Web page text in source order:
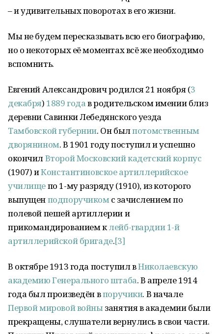
– и удивительных поворотах в его жизни.
Мы не будем пересказывать всю его биографию,
но о некоторых её моментах всё же необходимо
вспомнить.
Евгений Александрович родился 21 ноября (3
декабря) 1889 годав родительском имении близ
деревни Савинки Лебедянского уезда
Тамбовской губернии. Он былпотомственным
дворянином. В 1901 году поступил и успешно
окончилВторой Московский кадетский корпус
(1907) иКонстантиновское артиллерийское
училищепо 1-му разряду (1910), из которого
выпущенподпоручиком с зачислением по
полевой пешей артиллерии и
прикомандированием клейб-гвардии 1-й
артиллерийской бригаде.[3]
В октябре 1913 года поступил вНиколаевскую
академию Генерального штаба. В апреле 1914
года был произведён впоручики. В начале
Первой мировой войнызанятия в академии были
прекращены, слушатели вернулись в свои части.